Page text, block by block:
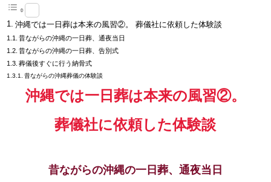
沖縄では一日葬は本来の風習②。 葬儀社に依頼した体験談
昔ながらの沖縄の一日葬、通夜当日
昔ながらの沖縄の一日葬、告別式
葬儀後すぐに行う納骨式
昔ながらの沖縄葬儀の体験談
沖縄では一日葬は本来の風習②。
葬儀社に依頼した体験談
昔ながらの沖縄の一日葬、通夜当日